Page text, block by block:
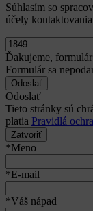
Súhlasím so
účely kontaktovania
Ďakujeme,
Formulár sa
Odoslať
Tieto stránky sú
platia Pravidlá
Zatvoriť
*Meno
*E-mail
*Váš nápad